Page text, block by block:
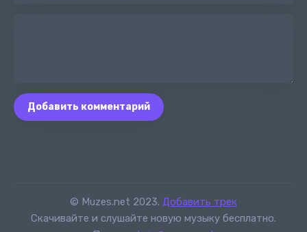
Добавить комментарий
© Muzes.net 2023. Добавить трек
Скачивайте и слушайте новую музыку бесплатно.